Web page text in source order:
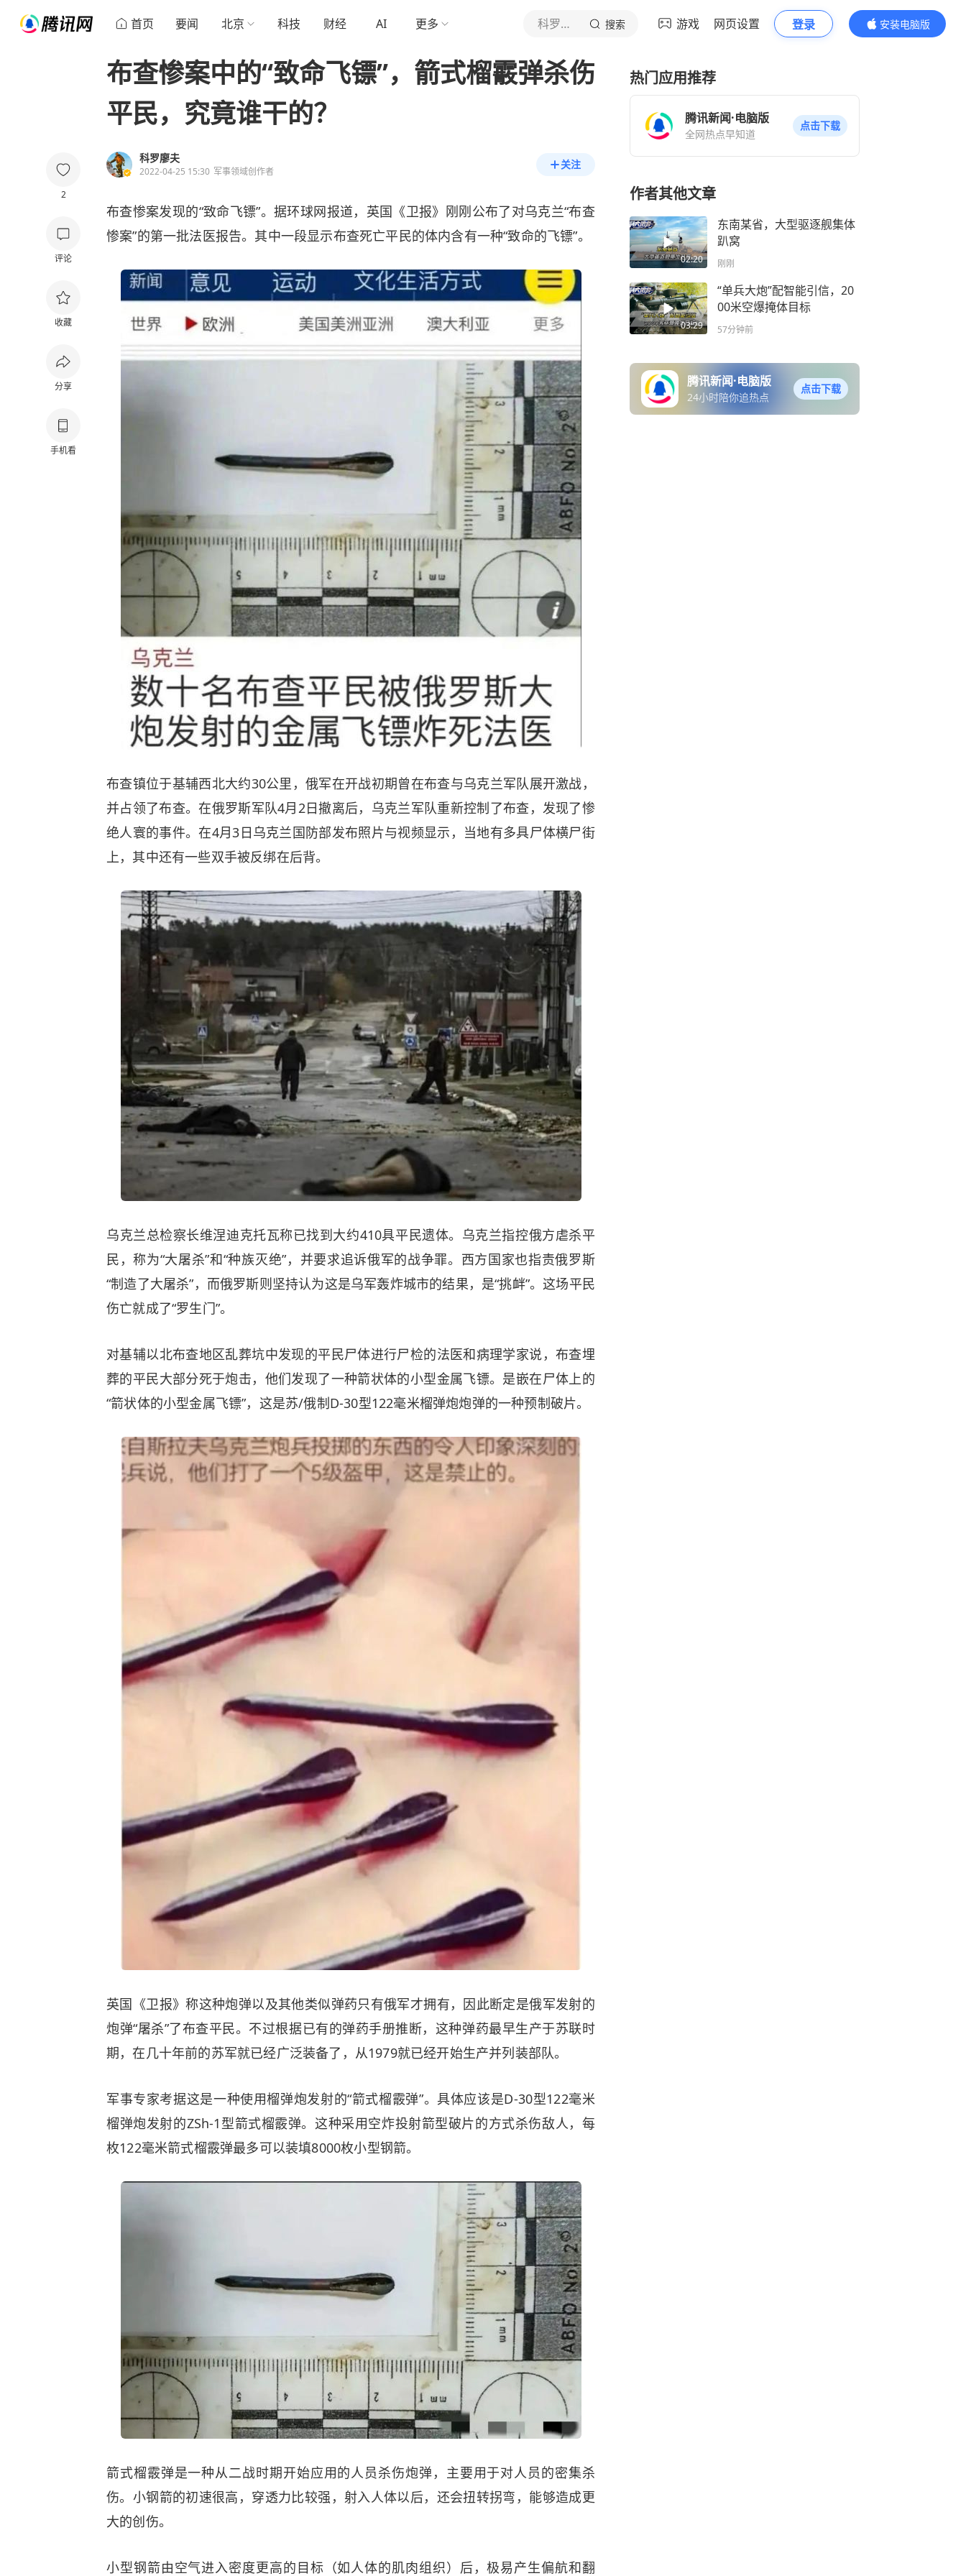
首页 要闻 北京 科技 财经 AI 更多 科罗廖夫 搜索 游戏 网页设置 登录
安装电脑版
内容更精彩
2
评论
收藏
分享
手机看
布查惨案中的“致命飞镖”，箭式榴霰弹杀伤
平民，究竟谁干的？
科罗廖夫
2022-04-25 15:30 军事领域创作者
关注
布查惨案发现的“致命飞镖”。据环球网报道，英国《卫报》刚刚公布了对乌克兰“布查
惨案”的第一批法医报告。其中一段显示布查死亡平民的体内含有一种“致命的飞镖”。
布查镇位于基辅西北大约30公里，俄军在开战初期曾在布查与乌克兰军队展开激战，
并占领了布查。在俄罗斯军队4月2日撤离后，乌克兰军队重新控制了布查，发现了惨
绝人寰的事件。在4月3日乌克兰国防部发布照片与视频显示，当地有多具尸体横尸街
上，其中还有一些双手被反绑在后背。
乌克兰总检察长维涅迪克托瓦称已找到大约410具平民遗体。乌克兰指控俄方虐杀平
民，称为“大屠杀”和“种族灭绝”，并要求追诉俄军的战争罪。西方国家也指责俄罗斯
“制造了大屠杀”，而俄罗斯则坚持认为这是乌军轰炸城市的结果，是“挑衅”。这场平民
伤亡就成了“罗生门”。
对基辅以北布查地区乱葬坑中发现的平民尸体进行尸检的法医和病理学家说，布查埋
葬的平民大部分死于炮击，他们发现了一种箭状体的小型金属飞镖。是嵌在尸体上的
“箭状体的小型金属飞镖”，这是苏/俄制D-30型122毫米榴弹炮炮弹的一种预制破片。
英国《卫报》称这种炮弹以及其他类似弹药只有俄军才拥有，因此断定是俄军发射的
炮弹“屠杀”了布查平民。不过根据已有的弹药手册推断，这种弹药最早生产于苏联时
期，在几十年前的苏军就已经广泛装备了，从1979就已经开始生产并列装部队。
军事专家考据这是一种使用榴弹炮发射的“箭式榴霰弹”。具体应该是D-30型122毫米
榴弹炮发射的ZSh-1型箭式榴霰弹。这种采用空炸投射箭型破片的方式杀伤敌人，每
枚122毫米箭式榴霰弹最多可以装填8000枚小型钢箭。
箭式榴霰弹是一种从二战时期开始应用的人员杀伤炮弹，主要用于对人员的密集杀
伤。小钢箭的初速很高，穿透力比较强，射入人体以后，还会扭转拐弯，能够造成更
大的创伤。
小型钢箭由空气进入密度更高的目标（如人体的肌肉组织）后，极易产生偏航和翻
热门应用推荐
腾讯新闻·电脑版
全网热点早知道
点击下载
作者其他文章
02:20
东南某省，大型驱逐舰集体
趴窝
刚刚
03:29
“单兵大炮”配智能引信，20
00米空爆掩体目标
57分钟前
腾讯新闻·电脑版
24小时陪你追热点
点击下载